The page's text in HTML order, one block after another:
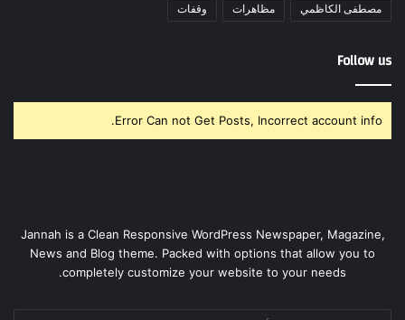
مصطفى الكاظمي مظاهرات وقفات
Follow us
Error Can not Get Posts, Incorrect account info.
Jannah is a Clean Responsive WordPress Newspaper, Magazine,
News and Blog theme. Packed with options that allow you to
completely customize your website to your needs.